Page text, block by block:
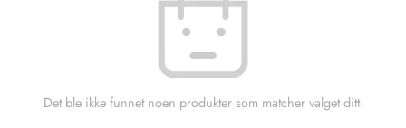
Det ble ikke funnet noen produkter som matcher valget ditt.